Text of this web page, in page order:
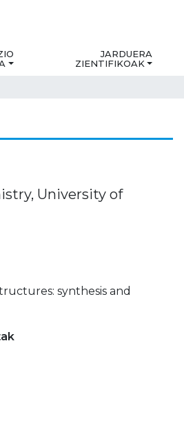
JARDUERA
ZIENTIFIKOAK
University of
synthesis and